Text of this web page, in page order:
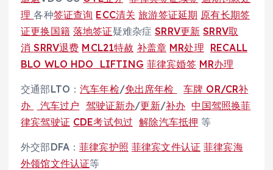
理各种签证查询 ECC清关 旅游签证延期 原有长期签
证更换国籍 落地签证疑难杂症SRRV更新 SRRV取
消SRRV退费 MCL21特赦 补盖章 MR处理 RECALL
BLO WLO HDO LIFTING 菲律宾婚签 MR办理
交通部LTO：汽车年检/免出席年检 车牌 OR/CR补
办
汽车过户 驾驶证新办/更新/补办 中国驾照换菲
律宾驾驶证 CDE考试包过 解除汽车抵押 等
外交部DFA：菲律宾护照 菲律宾文件认证 菲律宾海
外领馆文件认证等